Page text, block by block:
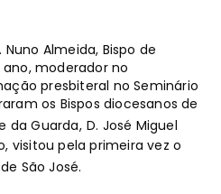
Almeida, Bispo de
moderador no
presbiteral no Seminário
os Bispos diocesanos de
da Guarda, D. José Miguel
visitou pela primeira vez o
São José.